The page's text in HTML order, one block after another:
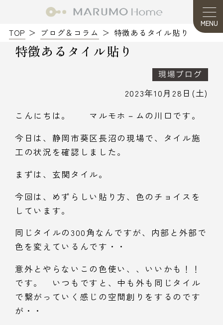
MENU
TOP ブログ＆コラム 特徴あるタイル貼り
特徴あるタイル貼り
現場ブログ
2023年10月28日(土)
こんにちは。 マルモホ－ムの川口です。
今日は、静岡市葵区長沼の現場で、タイル施
工の状況を確認しました。
まずは、玄関タイル。
今回は、めずらしい貼り方、色のチョイスを
しています。
同じタイルの300角なんですが、内部と外部で
色を変えているんです・・
意外とやらないこの色使い、、いいかも！！
です。 いつもですと、中も外も同じタイル
で繋がっていく感じの空間創りをするのです
が・・